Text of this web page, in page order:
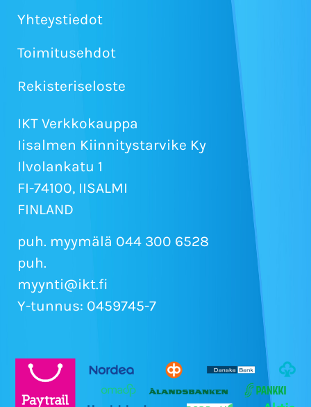
Yhteystiedot
Toimitusehdot
Rekisteriseloste
IKT Verkkokauppa
Iisalmen Kiinnitystarvike Ky
Ilvolankatu 1
FI-74100, IISALMI
FINLAND
puh. myymälä 044 300 6528
puh.
myynti@ikt.fi
Y-tunnus: 0459745-7